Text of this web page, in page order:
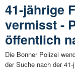
41-jährige
vermisst -
öffentlich
Die Bonner Polizei
der Suche nach der